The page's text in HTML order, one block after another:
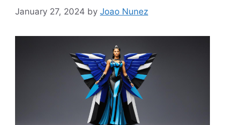
January 27, 2024 by Joao Nunez